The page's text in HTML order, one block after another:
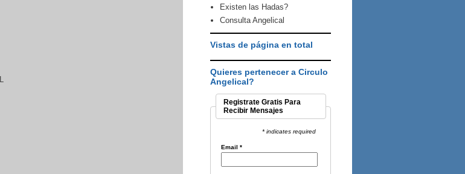
Existen las Hadas?
Consulta Angelical
Vistas de página en total
Quieres pertenecer a Circulo
Angelical?
Registrate Gratis Para
Recibir Mensajes
* indicates required
Email *